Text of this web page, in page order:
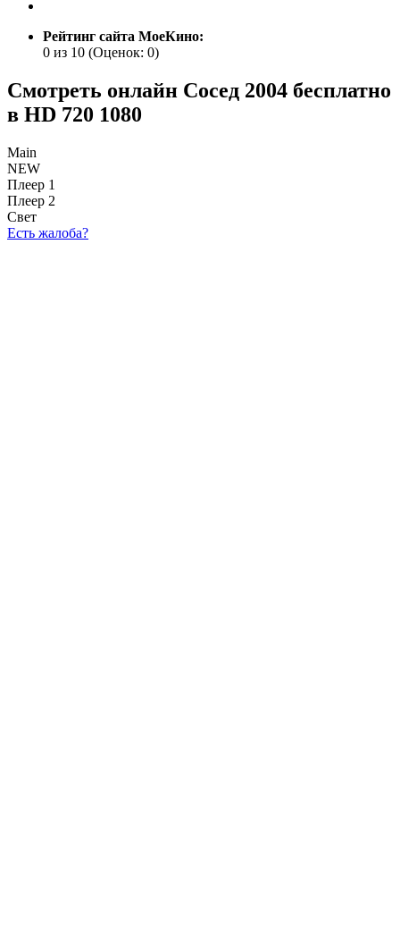
Рейтинг сайта МоеКино:
0 из 10 (Оценок: 0)
Смотреть онлайн Сосед 2004 бесплатно
в HD 720 1080
Main
NEW
Плеер 1
Плеер 2
Свет
Есть жалоба?